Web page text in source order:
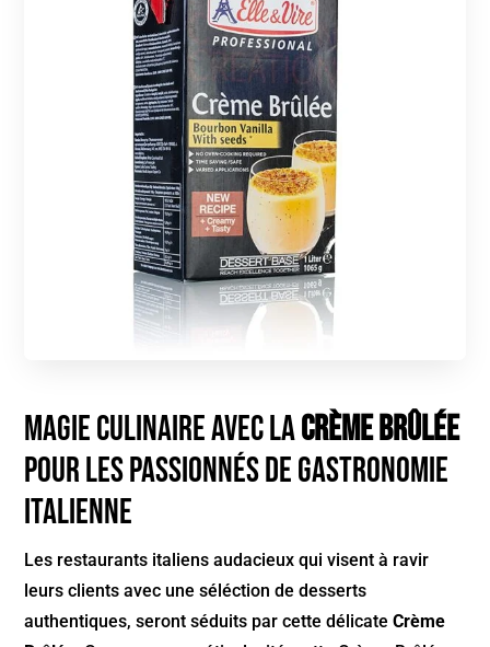
Magie Culinaire avec laCrème Brûlée
pour les Passionnés de Gastronomie
Italienne
Les restaurants italiens audacieux qui visent à ravir
leurs clients avec une séléction de desserts
authentiques, seront séduits par cette délicateCrème